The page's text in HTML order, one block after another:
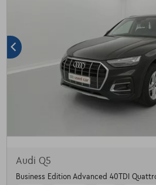
Audi Q5
Business Edition Advanced 40TDI